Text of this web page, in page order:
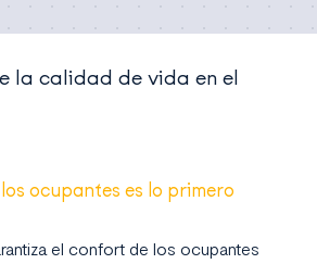
la calidad de vida en el
ocupantes es lo primero
el confort de los ocupantes